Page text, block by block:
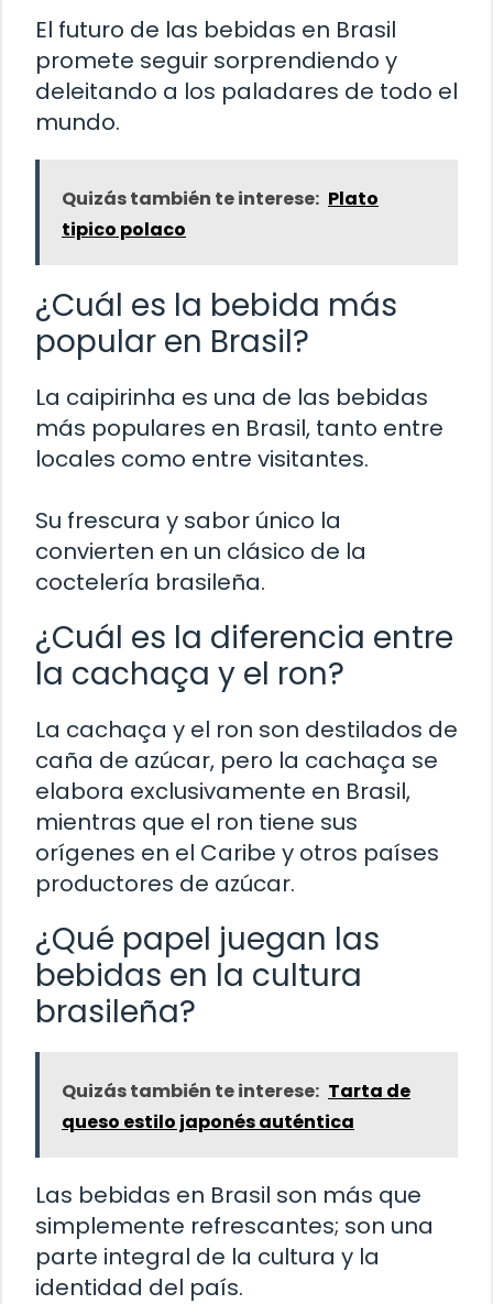
El futuro de las bebidas en Brasil
promete seguir sorprendiendo y
deleitando a los paladares de todo el
mundo.
Quizás también te interese: Plato
tipico polaco
¿Cuál es la bebida más
popular en Brasil?
La caipirinha es una de las bebidas
más populares en Brasil, tanto entre
locales como entre visitantes.
Su frescura y sabor único la
convierten en un clásico de la
coctelería brasileña.
¿Cuál es la diferencia entre
la cachaça y el ron?
La cachaça y el ron son destilados de
caña de azúcar, pero la cachaça se
elabora exclusivamente en Brasil,
mientras que el ron tiene sus
orígenes en el Caribe y otros países
productores de azúcar.
¿Qué papel juegan las
bebidas en la cultura
brasileña?
Quizás también te interese: Tarta de
queso estilo japonés auténtica
Las bebidas en Brasil son más que
simplemente refrescantes; son una
parte integral de la cultura y la
identidad del país.